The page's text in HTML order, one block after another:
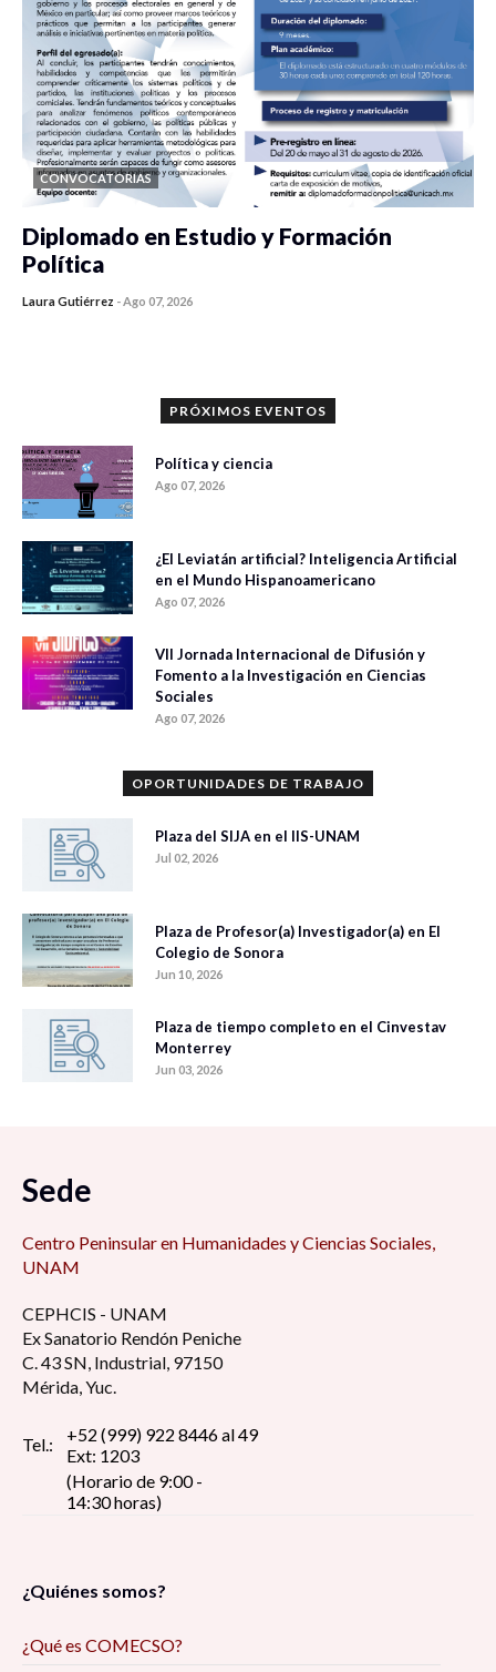
CONVOCATORIAS
Diplomado en Estudio y Formación
Política
Laura Gutiérrez -Ago 07, 2026
PRÓXIMOS EVENTOS
Política y ciencia
Ago 07, 2026
¿El Leviatán artificial? Inteligencia Artificial
en el Mundo Hispanoamericano
Ago 07, 2026
VII Jornada Internacional de Difusión y
Fomento a la Investigación en Ciencias
Sociales
Ago 07, 2026
OPORTUNIDADES DE TRABAJO
Plaza del SIJA en el IIS-UNAM
Jul 02, 2026
Plaza de Profesor(a) Investigador(a) en El
Colegio de Sonora
Jun 10, 2026
Plaza de tiempo completo en el Cinvestav
Monterrey
Jun 03, 2026
Sede
Centro Peninsular en Humanidades y Ciencias Sociales,
UNAM
CEPHCIS - UNAM
Ex Sanatorio Rendón Peniche
C. 43 SN, Industrial, 97150
Mérida, Yuc.
Tel.:
+52 (999) 922 8446 al 49
Ext: 1203
(Horario de 9:00 -
14:30 horas)
¿Quiénes somos?
¿Qué es COMECSO?